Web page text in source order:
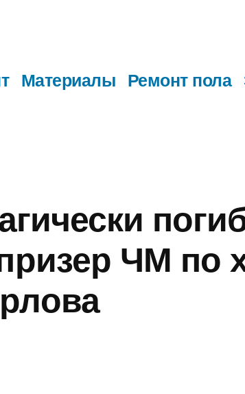
Материалы Ремонт пола
ЧМ по